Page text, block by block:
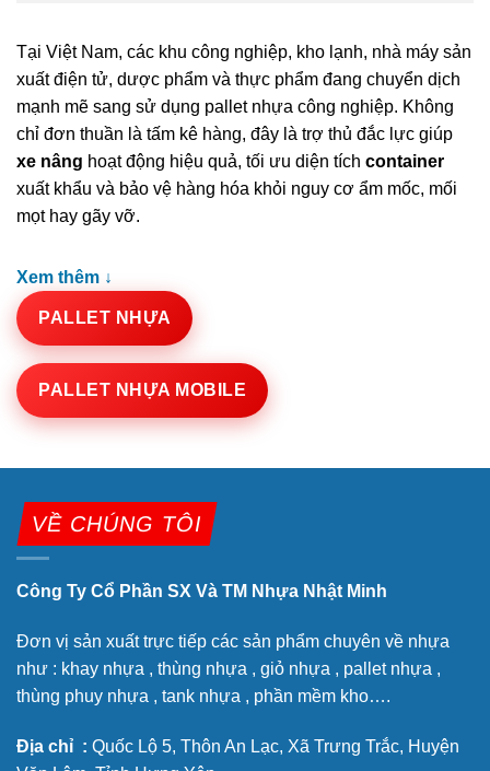
Tại Việt Nam, các khu công nghiệp, kho lạnh, nhà máy sản
xuất điện tử, dược phẩm và thực phẩm đang chuyển dịch
mạnh mẽ sang sử dụng pallet nhựa công nghiệp. Không
chỉ đơn thuần là tấm kê hàng, đây là trợ thủ đắc lực giúp
xe nâng hoạt động hiệu quả, tối ưu diện tích container
xuất khẩu và bảo vệ hàng hóa khỏi nguy cơ ẩm mốc, mối
mọt hay gãy vỡ.
Xem thêm ↓
PALLET NHỰA
PALLET NHỰA MOBILE
VỀ CHÚNG TÔI
Công Ty Cổ Phần SX Và TM Nhựa Nhật Minh
Đơn vị sản xuất trực tiếp các sản phẩm chuyên về nhựa
như : khay nhựa , thùng nhựa , giỏ nhựa , pallet nhựa ,
thùng phuy nhựa , tank nhựa , phần mềm kho….
Địa chỉ : Quốc Lộ 5, Thôn An Lạc, Xã Trưng Trắc, Huyện